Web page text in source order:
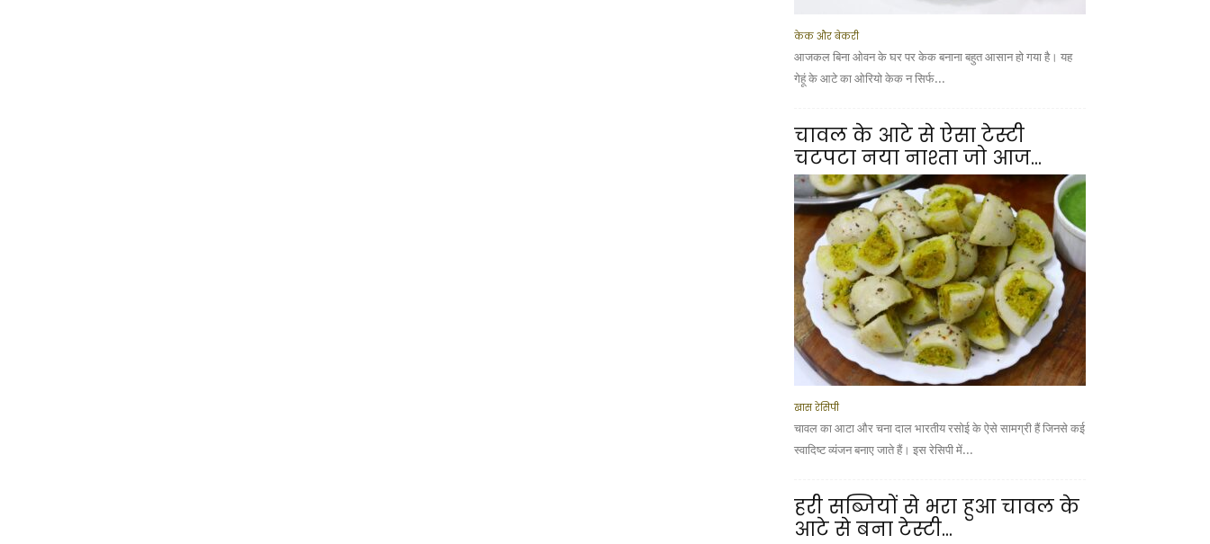
केक और बेकरी
आजकल बिना ओवन के घर पर केक बनाना बहुत आसान हो गया है। यह
गेहूं के आटे का ओरियो केक न सिर्फ...
चावल के आटे से ऐसा टेस्टी
चटपटा नया नाश्ता जो आज...
खास रेसिपी
चावल का आटा और चना दाल भारतीय रसोई के ऐसे सामग्री हैं जिनसे कई
स्वादिष्ट व्यंजन बनाए जाते हैं। इस रेसिपी में...
हरी सब्जियों से भरा हुआ चावल के
आटे से बना टेस्टी...